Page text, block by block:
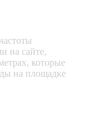
на сайте,
которые
на площадке